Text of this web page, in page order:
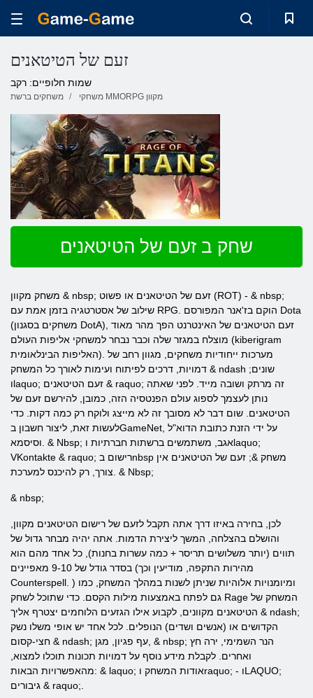
זעם של הטיטאנים
שמות חלופיים: רקב
משחקים ברשת משחקי MMORPG מקוון
שחק ב זעם של הטיטאנים
משחק מקוון & nbsp; זעם של הטיטאנים או פשוט (ROT) - & nbsp;
שילוב של אסטרטגיה בזמן אמת עם RPG. הוקם בז'אנר המפורסם Dota
(משחקים בסגנון DotA), זעם הטיטאנים של האינטרנט הפך מהר מאוד
מוצלח במגזר שלה וכבר נבחר למשחקי אליפות העולם (kiberigram
האליפות הבינלאומית). מערכות ייחודיות משחקים, מגוון רחב של
דמויות, דרכים לפיתוח ועימות לאורך כל המשחק & ndash שונים;
וlaquo; זעם הטיטאנים & raquo; זה מרתק ושובה מייד. לפני שאתה
נותן לעצמך לספוג עולם הפנטסיה הזה, כמובן, להירשם זעם של
הטיטאנים. שום דבר לא מסובך זה לא מייצג ולוקח רק כמה דקות. כדי
לעשות זאת, ליצור חשבון בGameNet, על ידי הזנת כתובת הדוא"ל
וסיסמא. & Nbsp; אגב, משתמשים ברשתות חברתיות וlaquo;
VKontakte & raquo; רישום בnbsp משחק &; זעם של הטיטאנים אין
צורך, רק להיכנס למערכת. & Nbsp;
& nbsp;
לכן, בחירה באיזו דרך אתה תקבל לזעם של רישום הטיטאנים מקוון,
והושלם בהצלחה, המשך ליצירת הדמות. אתה יהיה מבחר גדול של
תווים (יותר משלושים תריסר + כמה עשרות בחנות), כל אחד מהם הוא
בסדר גודל של 9-10 מאפיינים (מהירות התקפה, מודיעין וכך
Counterspell. ) ומיומנויות אלוהיות שניתן לשנות במהלך המשחק, כמו
גם לפתח באמצעות מילות הקסם. כדי שתוכל לשחק Rage המשחק של
הטיטאנים מקוונים, לקבוע אילו הגזעים הלוחמים יצטרף אליך & ndash;
הקדושים או (אנשים ושדים) הנופלים. לכל אחד יש אופי משלו נשק
חצי-קסום & ndash; עף פגיון, מגן, & nbsp; הנר השמימי, ירה חץ
ואחרים. לקבלת מידע נוסף על דמויות תכונות תוכלו למצוא,
מהאפשרויות הבאות: & laquo; אודות המשחק וraquo; - וLAQUO;
גיבורים & raquo;.